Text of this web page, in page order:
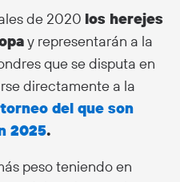
de 2020 los herejes
y representarán a la
que se disputa en
directamente a la
torneo del que son
2025.
peso teniendo en